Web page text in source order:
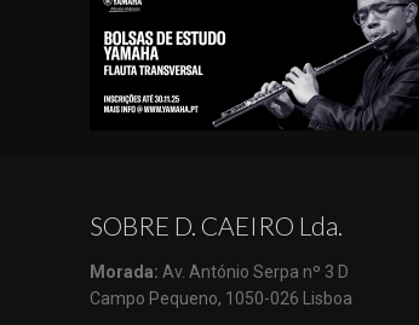
SOBRE D. CAEIRO Lda.
Morada: Av. António Serpa nº 3 D
Campo Pequeno, 1050-026 Lisboa